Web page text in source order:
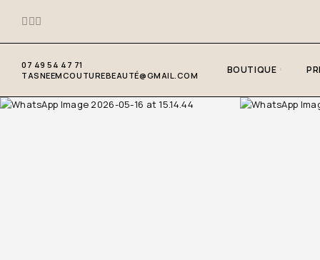
07 49 54 47 71
TASNEEMCOUTUREBEAUTÉ@GMAIL.COM
BOUTIQUE